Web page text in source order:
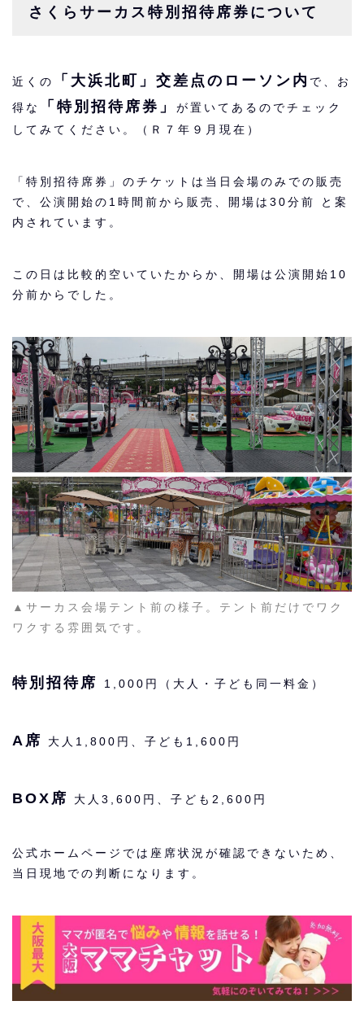
さくらサーカス特別招待席券について
近くの 「大浜北町」交差点のローソン内 で、お
得な
「特別招待席券」
が置いてあるのでチェック
してみてください。（Ｒ７年９月現在）
「特別招待席券」のチケットは当日会場のみでの販売
で、公演開始の1時間前から販売、開場は30分前 と案
内されています。
この日は比較的空いていたからか、開場は公演開始10
分前からでした。
▲サーカス会場テント前の様子。テント前だけでワク
ワクする雰囲気です。
特別招待席 1,000円（大人・子ども同一料金）
A席 大人1,800円、子ども1,600円
BOX席 大人3,600円、子ども2,600円
公式ホームページでは座席状況が確認できないため、
当日現地での判断になります。